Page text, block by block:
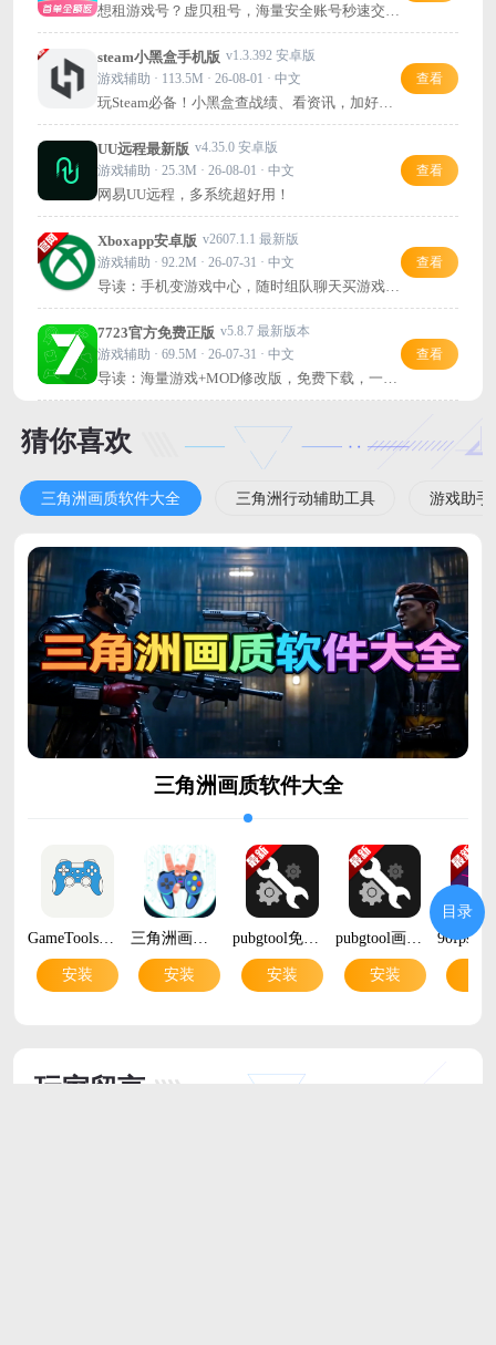
想租游戏号？虚贝租号，海量安全账号秒速交
付，省心又靠谱！
steam小黑盒手机版 v1.3.392 安卓版
游戏辅助 · 113.5M · 26-08-01 · 中文
玩Steam必备！小黑盒查战绩、看资讯，加好友
超方便。
查看
UU远程最新版 v4.35.0 安卓版
游戏辅助 · 25.3M · 26-08-01 · 中文
网易UU远程，多系统超好用！
查看
Xboxapp安卓版 v2607.1.1 最新版
游戏辅助 · 92.2M · 26-07-31 · 中文
导读：手机变游戏中心，随时组队聊天买游戏，
Xbox官方应用推荐下载！
查看
7723官方免费正版 v5.8.7 最新版本
游戏辅助 · 69.5M · 26-07-31 · 中文
导读：海量游戏+MOD修改版，免费下载，一站
式玩到手软！
查看
猜你喜欢
三角洲画质软件大全 三角洲行动辅助工具 游戏助手
三角洲画质软件大全
安装
三角洲画质修改助手免费版v1.2.9 最新版
安装 安装
pubgtool画质修改器v1.0.8.8 安卓版
安装
玩家留言
目录